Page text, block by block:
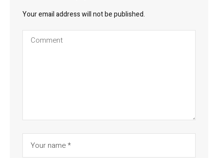
Your email address will not be published.